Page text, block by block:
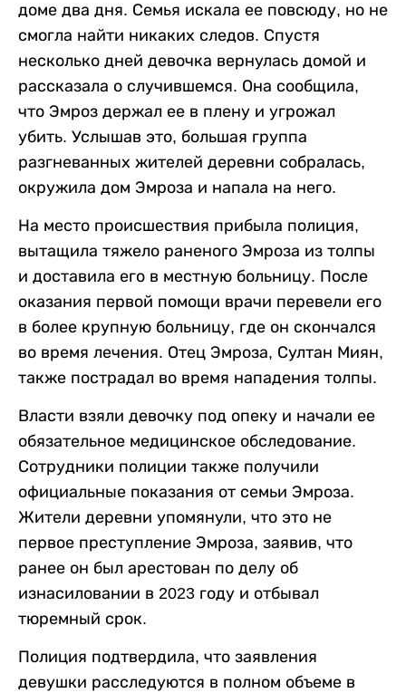
доме два дня. Семья искала ее повсюду, но не
смогла найти никаких следов. Спустя
несколько дней девочка вернулась домой и
рассказала о случившемся. Она сообщила,
что Эмроз держал ее в плену и угрожал
убить. Услышав это, большая группа
разгневанных жителей деревни собралась,
окружила дом Эмроза и напала на него.
На место происшествия прибыла полиция,
вытащила тяжело раненого Эмроза из толпы
и доставила его в местную больницу. После
оказания первой помощи врачи перевели его
в более крупную больницу, где он скончался
во время лечения. Отец Эмроза, Султан Миян,
также пострадал во время нападения толпы.
Власти взяли девочку под опеку и начали ее
обязательное медицинское обследование.
Сотрудники полиции также получили
официальные показания от семьи Эмроза.
Жители деревни упомянули, что это не
первое преступление Эмроза, заявив, что
ранее он был арестован по делу об
изнасиловании в 2023 году и отбывал
тюремный срок.
Полиция подтвердила, что заявления
девушки расследуются в полном объеме в